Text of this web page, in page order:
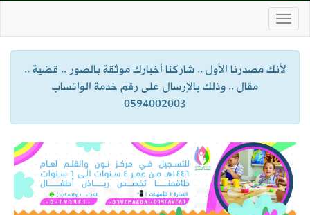
لأنك مصدرنا الأول .. شاركنا أخبارك موثقة بالصور .. قضية ..
مقال .. وذلك بالإرسال على رقم خدمة الواتساب
0594002003